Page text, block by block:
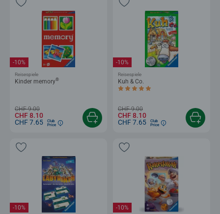
Kinder memory®
-10%
Reisespiele
CHF 9.00
CHF 8.10
CHF 7.65
Club
Price
Kuh & Co.
Durchschnittliche Bewertung 5.0 von 5
-10%
Reisespiele
CHF 9.00
CHF 8.10
CHF 7.65
Club
Price
-10% -10%